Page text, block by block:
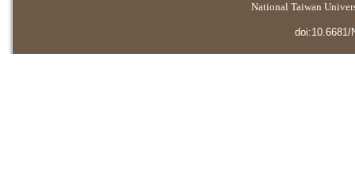
National Taiwan
doi:10.6681/